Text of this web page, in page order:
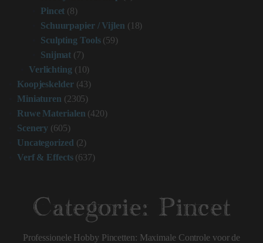
Pincet (8)
Schuurpapier / Vijlen (18)
Sculpting Tools (59)
Snijmat (7)
Verlichting (10)
Koopjeskelder (43)
Miniaturen (2305)
Ruwe Materialen (420)
Scenery (605)
Uncategorized (2)
Verf & Effects (637)
Categorie: Pincet
Professionele Hobby Pincetten: Maximale Controle voor de